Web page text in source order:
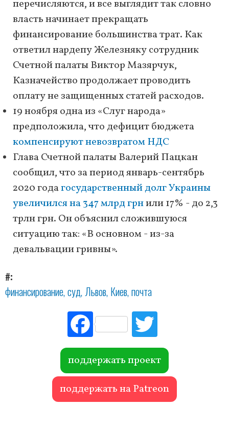
перечисляются, и все выглядит так словно
власть начинает прекращать
финансирование большинства трат. Как
ответил нардепу Железняку сотрудник
Счетной палаты Виктор Мазярчук,
Казначейство продолжает проводить
оплату не защищенных статей расходов.
19 ноября одна из «Слуг народа»
предположила, что дефицит бюджета
компенсируют невозвратом НДС
Глава Счетной палаты Валерий Пацкан
сообщил, что за период январь-сентябрь
2020 годагосударственный долг Украины
увеличился на 347 млрд грнили 17% - до 2,3
трлн грн. Он объяснил сложившуюся
ситуацию так: «В основном - из-за
девальвации гривны».
#
финансирование суд Львов Киев почта
Fac
ebo
ok r
поддержать проект
поддержать на Patreon